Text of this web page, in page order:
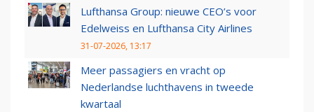
Lufthansa Group: nieuwe CEO’s voor
Edelweiss en Lufthansa City Airlines
31-07-2026, 13:17
Meer passagiers en vracht op
Nederlandse luchthavens in tweede
kwartaal